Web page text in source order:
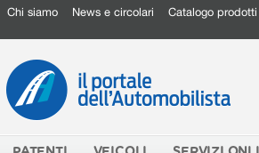
Chi siamo News e circolari Catalogo prodotti